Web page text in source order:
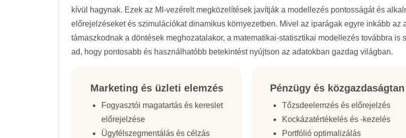
kívül hagynak. Ezek az MI-vezérelt megközelítések javítják a modellezés pontosságát és
előrejelzéseket és szimulációkat dinamikus környezetben. Mivel az iparágak egyre inkább az
támaszkodnak a döntések meghozatalakor, a matematikai-statisztikai modellezés továbbra is
ad, hogy pontosabb és használhatóbb betekintést nyújtson az adatokban gazdag világban.
Marketing és üzleti elemzés
Fogyasztói magatartás és kereslet
előrejelzése
Ügyfélszegmentálás és célzás
Pénzügy és közgazdaságtan
Tőzsdeelemzés és előrejelzés
Kockázatértékelés és -kezelés
Portfólió optimalizálás